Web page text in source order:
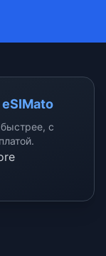
eSIMato
с